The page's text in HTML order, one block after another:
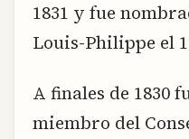
1831 y fue
Louis-Philippe el
A finales de 1830
miembro del